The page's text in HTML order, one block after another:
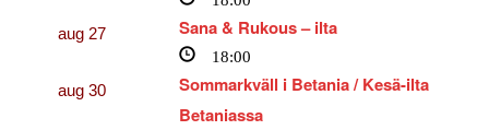
aug 27 Sana & Rukous – ilta
18:00
aug 30
Sommarkväll i Betania / Kesä-ilta
Betaniassa